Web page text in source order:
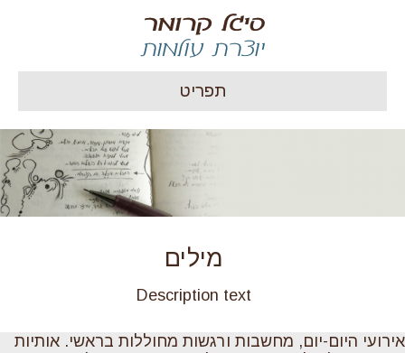
תפריט
מילים
Description text
אירועי היום-יום, מחשבות ורגשות מחוללות בראשי. אותיות